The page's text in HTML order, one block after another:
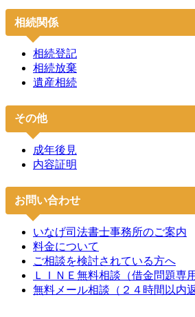
相続関係
相続登記
相続放棄
遺産相続
その他
成年後見
内容証明
お問い合わせ
いなげ司法書士事務所のご案内
料金について
ご相談を検討されている方へ
ＬＩＮＥ無料相談（借金問題専用
無料メール相談（２４時間以内返